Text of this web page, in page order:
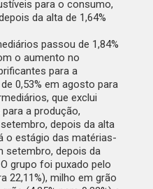
para o consumo,
da alta de 1,64%
passou de 1,84%
o aumento no
para a
0,53% em agosto para
que exclui
a produção,
depois da alta
o estágio das matérias-
setembro, depois da
grupo foi puxado pelo
22,11%), milho em grão